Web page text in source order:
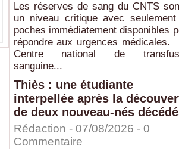
Les réserves de sang du CNTS
un niveau critique avec
poches immédiatement disponibles
répondre aux urgences
Centre national de
sanguine...
Thiès : une étudiante
interpellée après la
de deux nouveau-nés
Rédaction - 07/08/2026 - 0
Commentaire